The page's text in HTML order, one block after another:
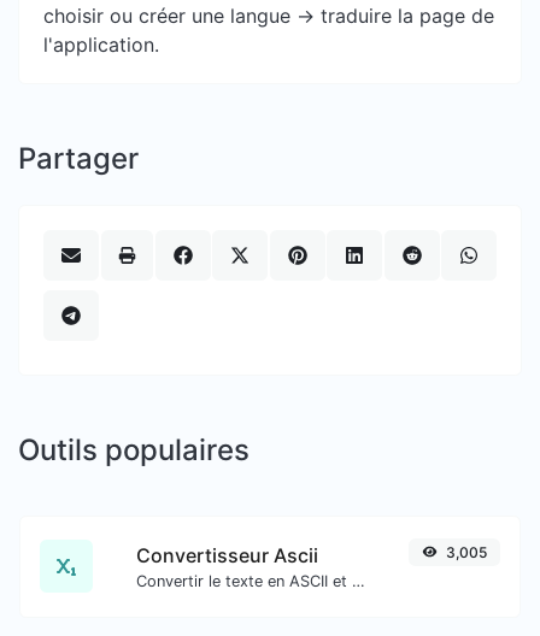
choisir ou créer une langue -> traduire la page de
l'application.
Partager
Outils populaires
Convertisseur Ascii
Convertir le texte en ASCII et inversement pour toute entrée de chaîne.
3,005